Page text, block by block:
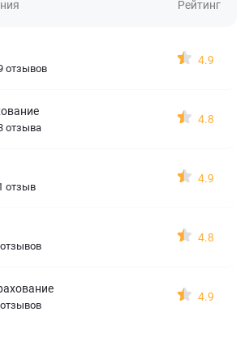
Рейтинг
отзывов
4.9
отзыва
4.8
отзыв
4.9
4.8
4.9